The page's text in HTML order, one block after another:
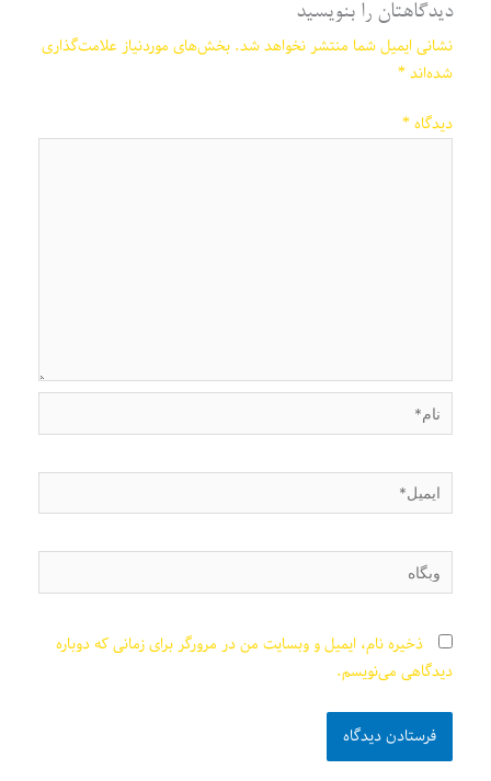
دیدگاهتان را بنویسید
نشانی ایمیل شما منتشر نخواهد شد. بخش‌های موردنیاز علامت‌گذاری
شده‌اند*
دیدگاه*
نام*
ایمیل*
وبگاه
ذخیره نام، ایمیل و وبسایت من در مرورگر برای زمانی که دوباره
دیدگاهی می‌نویسم.